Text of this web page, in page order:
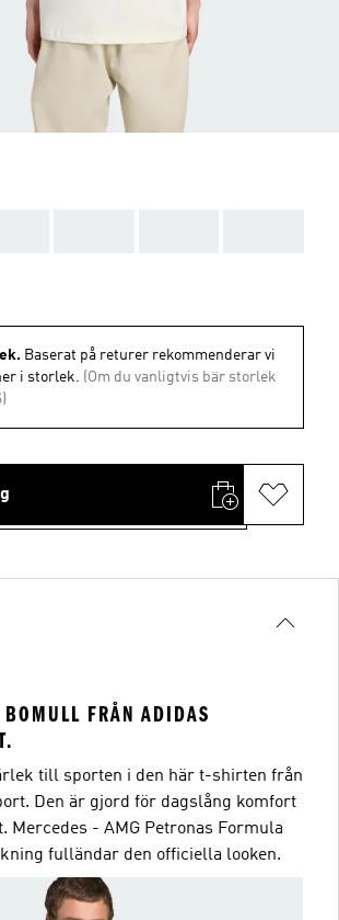
Baserat på returer rekommenderar vi
i storlek. (Om du vanligtvis bär storlek
FRÅN ADIDAS
till sporten i den här t-shirten från
Den är gjord för dagslång komfort
Mercedes - AMG Petronas Formula
fulländar den officiella looken.